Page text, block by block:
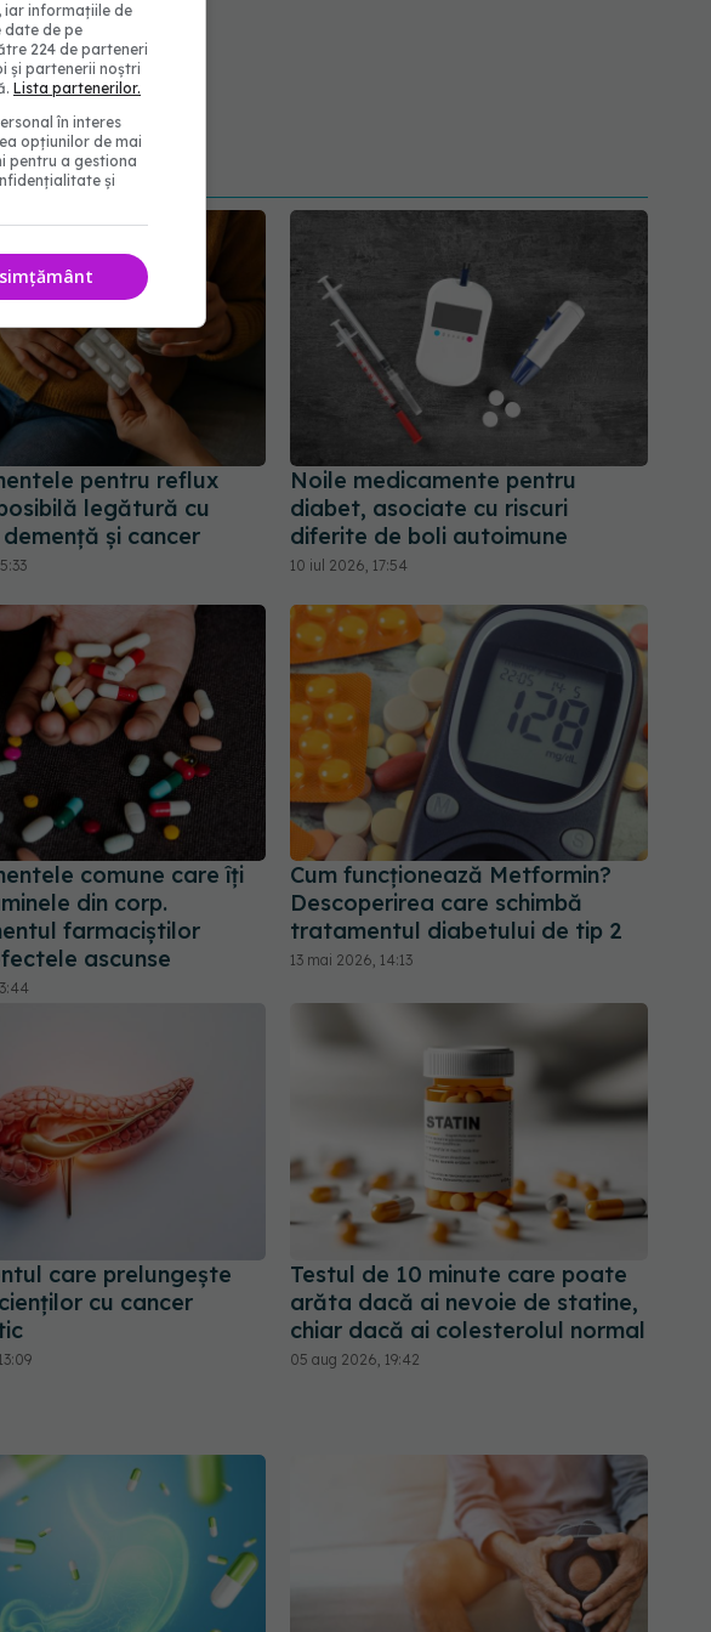
pentru reflux
legătură cu
și cancer
Noile medicamente pentru
diabet, asociate cu riscuri
diferite de boli autoimune
10 iul 2026, 17:54
comune care îți
din corp.
farmaciștilor
ascunse
Cum funcționează Metformin?
Descoperirea care schimbă
tratamentul diabetului de tip 2
13 mai 2026, 14:13
care prelungește
cu cancer
Testul de 10 minute care poate
arăta dacă ai nevoie de statine,
chiar dacă ai colesterolul normal
05 aug 2026, 19:42
iar informațiile de
de pe
224 de parteneri
și partenerii noștri
Lista partenerilor.
în interes
opțiunilor de mai
pentru a gestiona
și